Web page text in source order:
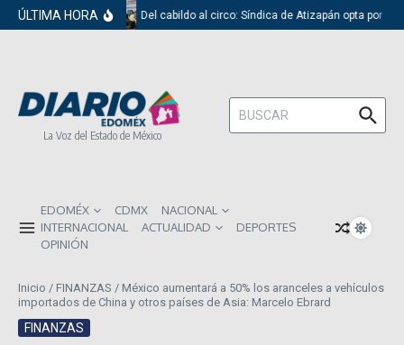
Saltar al contenido
ÚLTIMA HORA Del cabildo al circo: Síndica de Atizapán opta por el
La Voz del Estado de México
Buscar:
EDOMÉX CDMX
NACIONAL
INTERNACIONAL
ACTUALIDAD
DEPORTES
OPINIÓN
Inicio / FINANZAS / México aumentará a 50% los aranceles a vehículos
importados de China y otros países de Asia: Marcelo Ebrard
FINANZAS